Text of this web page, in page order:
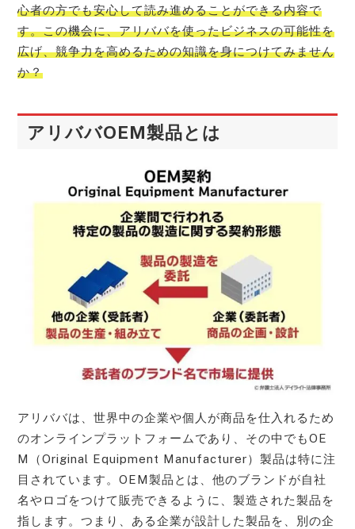
心者の方でも安心して読み進めることができる内容で
す。この機会に、アリババを使ったビジネスの可能性を
広げ、競争力を高めるための知識を身につけてみません
か？
アリババOEM製品とは
アリババは、世界中の企業や個人が商品を仕入れるため
のオンラインプラットフォームであり、その中でもOE
M（Original Equipment Manufacturer）製品は特に注
目されています。OEM製品とは、他のブランドが自社
名やロゴをつけて販売できるように、製造された製品を
指します。つまり、ある企業が設計した製品を、別の企